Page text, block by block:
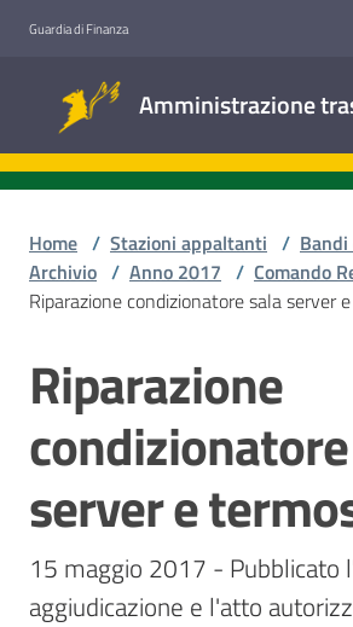
Guardia di Finanza
Amministrazione
trasparente
Accesso
Stazioni
appaltanti
Contatti
Home / Stazioni appaltanti /
Archivio / Anno 2017 / Comando
Riparazione condizionatore sala server
Salta al contenuto
Riparazione
server e
15 maggio 2017 - Pubblicato
aggiudicazione e l'atto